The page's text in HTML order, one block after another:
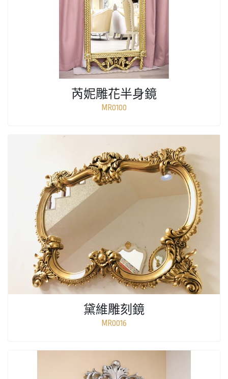
芮妮雕花半身鏡
MR0100
黛維雕刻鏡
MR0016